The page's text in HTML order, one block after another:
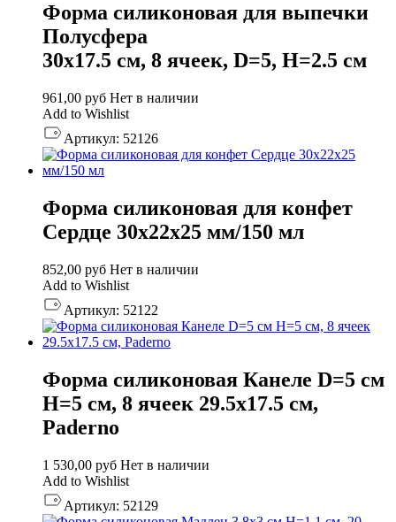
Форма силиконовая для выпечки
Полусфера
30х17.5 см, 8 ячеек, D=5, H=2.5 см
961,00 руб Нет в наличии
Add to Wishlist
Артикул: 52126
Форма силиконовая для конфет
Сердце 30х22х25 мм/150 мл
852,00 руб Нет в наличии
Add to Wishlist
Артикул: 52122
Форма силиконовая Канеле D=5 см
H=5 см, 8 ячеек 29.5х17.5 см,
Paderno
1 530,00 руб Нет в наличии
Add to Wishlist
Артикул: 52129